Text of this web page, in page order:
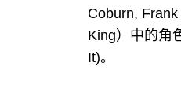
Coburn,
King）中的角
It)。